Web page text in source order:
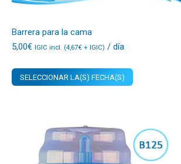
Barrera para la cama
5,00€ IGIC incl. (4,67€ + IGIC) / día
SELECCIONAR LA(S) FECHA(S)